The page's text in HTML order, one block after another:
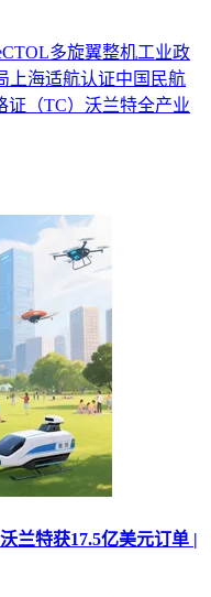
多旋翼整机工业政
上海适航认证中国民航
证（TC） 沃兰特全产业
兰特获17.5亿美元订单 |